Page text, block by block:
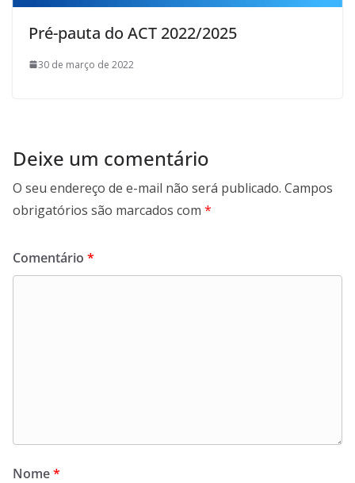
Pré-pauta do ACT 2022/2025
30 de março de 2022
Deixe um comentário
O seu endereço de e-mail não será publicado. Campos
obrigatórios são marcados com *
Comentário *
Nome*